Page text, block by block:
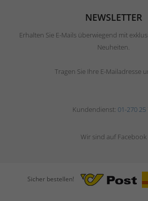
NEWSLETTER
Erhalten Sie E-Mails überwiegend mit
Neuheiten.
Tragen Sie Ihre E-Mailadresse
Kundendienst: 01-270 25
Wir sind auf Facebook
Sicher bestellen!